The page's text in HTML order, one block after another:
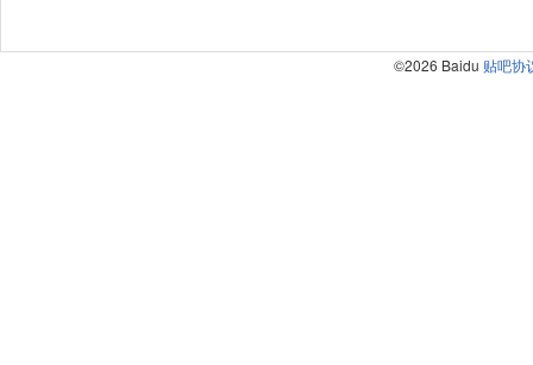
©2026 Baidu 贴吧协